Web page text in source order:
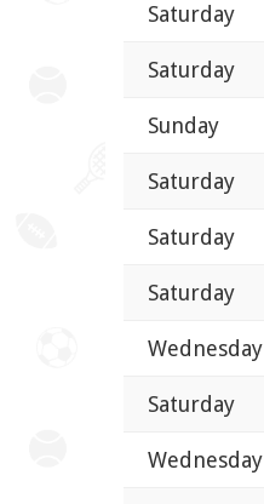
Saturday
Saturday
Sunday
Saturday
Saturday
Saturday
Wednesday
Saturday
Wednesday